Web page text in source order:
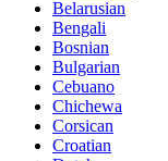
Belarusian
Bengali
Bosnian
Bulgarian
Cebuano
Chichewa
Corsican
Croatian